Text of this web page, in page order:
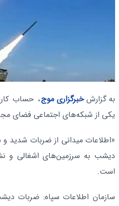
به گزارشخبرگزاری موج، حساب
یکی از شبکه‌های اجتماعی فضای
«اطلاعات میدانی از ضربات شدید
است.